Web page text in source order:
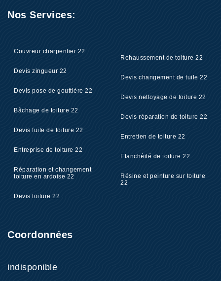
Nos Services:
Couvreur charpentier 22
Devis zingueur 22
Devis pose de gouttière 22
Bâchage de toiture 22
Devis fuite de toiture 22
Entreprise de toiture 22
Réparation et changement
toiture en ardoise 22
Devis toiture 22
Rehaussement de toiture 22
Devis changement de tuile 22
Devis nettoyage de toiture 22
Devis réparation de toiture 22
Entretien de toiture 22
Etanchéité de toiture 22
Résine et peinture sur toiture
22
Coordonnées
indisponible